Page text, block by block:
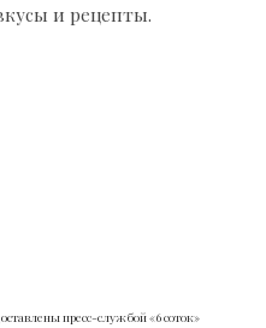
и рецепты.
пресс-службой «6 соток»